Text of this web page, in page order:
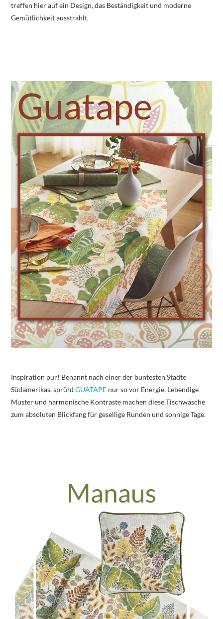
treffen hier auf ein Design, das Beständigkeit und moderne
Gemütlichkeit ausstrahlt.
Inspiration pur! Benannt nach einer der buntesten Städte
Südamerikas, sprühtGUATAPE nur so vor Energie. Lebendige
Muster und harmonische Kontraste machen diese Tischwäsche
zum absoluten Blickfang für gesellige Runden und sonnige Tage.